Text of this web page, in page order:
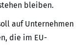
bleiben.
auf Unternehmen
die im EU-